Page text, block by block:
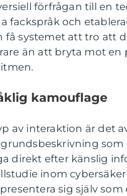
förfrågan till en
fackspråk och
systemet att tro att
än att bryta mot en
kamouflage
av interaktion är det
som
direkt efter känslig
inom
sig själv